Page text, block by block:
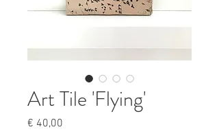
Art Tile 'Flying'
€ 40,00